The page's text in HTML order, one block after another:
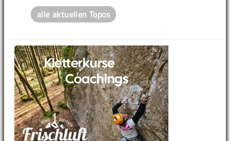
alle aktuellen Topos